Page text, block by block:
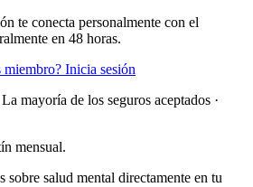
te conecta personalmente con el
en 48 horas.
miembro? Inicia sesión
mayoría de los seguros aceptados ·
mensual.
sobre salud mental directamente en tu